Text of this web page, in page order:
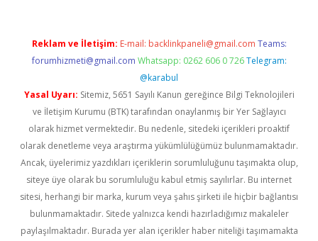
Reklam ve İletişim: E-mail: backlinkpaneli@gmail.com Teams:
forumhizmeti@gmail.com Whatsapp: 0262 606 0 726 Telegram:
@karabul
Yasal Uyarı: Sitemiz, 5651 Sayılı Kanun gereğince Bilgi Teknolojileri
ve İletişim Kurumu (BTK) tarafından onaylanmış bir Yer Sağlayıcı
olarak hizmet vermektedir. Bu nedenle, sitedeki içerikleri proaktif
olarak denetleme veya araştırma yükümlülüğümüz bulunmamaktadır.
Ancak, üyelerimiz yazdıkları içeriklerin sorumluluğunu taşımakta olup,
siteye üye olarak bu sorumluluğu kabul etmiş sayılırlar. Bu internet
sitesi, herhangi bir marka, kurum veya şahıs şirketi ile hiçbir bağlantısı
bulunmamaktadır. Sitede yalnızca kendi hazırladığımız makaleler
paylaşılmaktadır. Burada yer alan içerikler haber niteliği taşımamakta